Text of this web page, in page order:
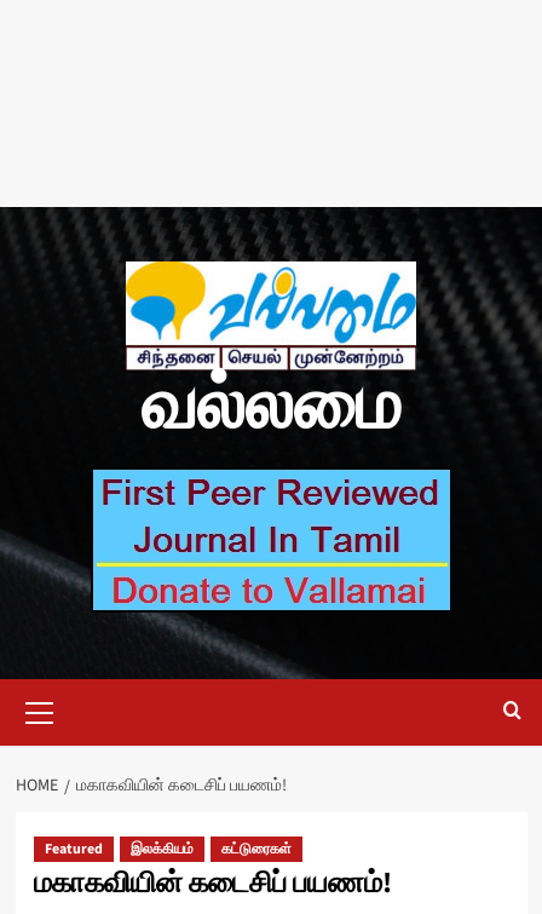
வல்லமை
Menu
HOME மகாகவியின் கடைசிப் பயணம்!
Featured இலக்கியம் கட்டுரைகள்
மகாகவியின் கடைசிப் பயணம்!